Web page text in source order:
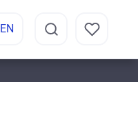
EN